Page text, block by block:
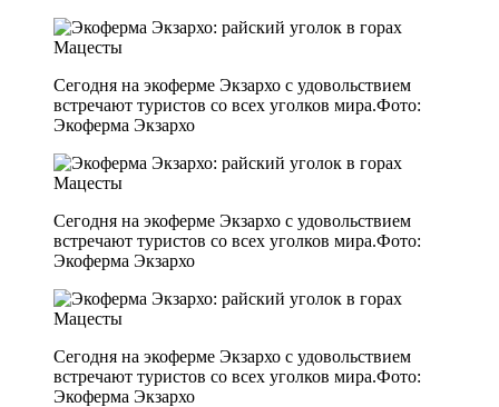
Сегодня на экоферме Экзархо с удовольствием
встречают туристов со всех уголков мира.Фото:
Экоферма Экзархо
Сегодня на экоферме Экзархо с удовольствием
встречают туристов со всех уголков мира.Фото:
Экоферма Экзархо
Сегодня на экоферме Экзархо с удовольствием
встречают туристов со всех уголков мира.Фото:
Экоферма Экзархо